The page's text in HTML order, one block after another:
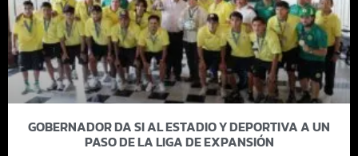
GOBERNADOR DA SI AL ESTADIO Y DEPORTIVA A UN
PASO DE LA LIGA DE EXPANSIÓN